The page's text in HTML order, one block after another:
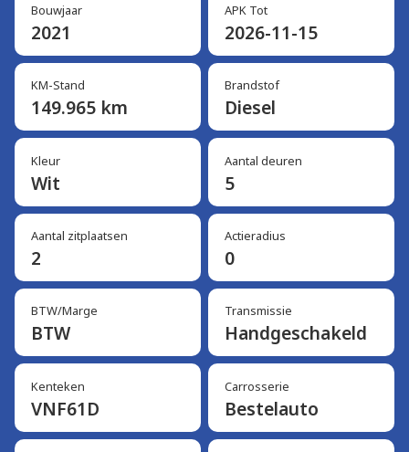
Bouwjaar
2021
APK Tot
2026-11-15
KM-Stand
149.965 km
Brandstof
Diesel
Kleur
Wit
Aantal deuren
5
Aantal zitplaatsen
2
Actieradius
0
BTW/Marge
BTW
Transmissie
Handgeschakeld
Kenteken
VNF61D
Carrosserie
Bestelauto